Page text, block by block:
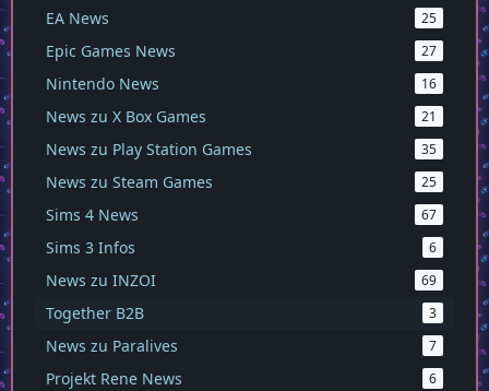
EA News 25
Epic Games News 27
Nintendo News 16
News zu X Box Games 21
News zu Play Station Games 35
News zu Steam Games 25
Sims 4 News 67
Sims 3 Infos 6
News zu INZOI 69
Together B2B 3
News zu Paralives 7
Projekt Rene News 6